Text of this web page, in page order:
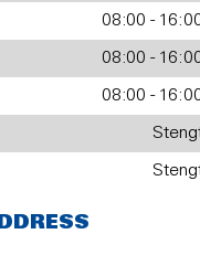
08:00 -
08:00 -
08:00 -